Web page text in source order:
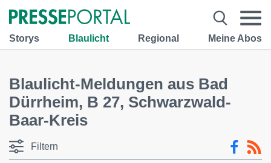
Storys Blaulicht Regional Meine Abos
Blaulicht-Meldungen aus Bad
Dürrheim, B 27, Schwarzwald-
Baar-Kreis
Filtern